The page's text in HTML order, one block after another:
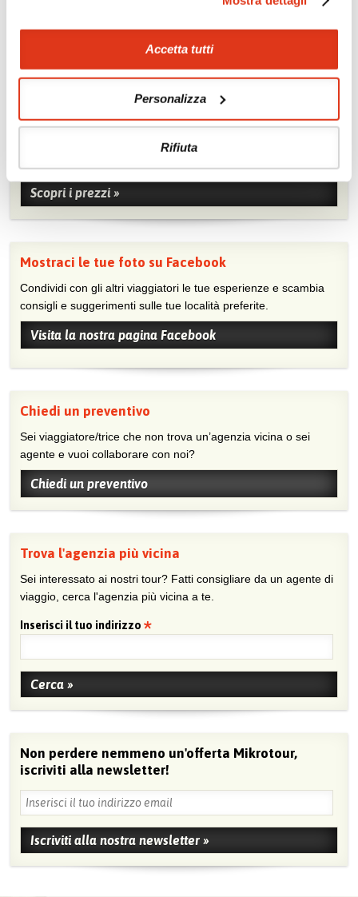
Accetta tutti
Personalizza
Rifiuta
Zoom Minimize map
Offerte
Quotazioni di alcune proposte di viaggio, modificabili su
Scopri i prezzi »
Mostraci le tue foto su Facebook
Condividi con gli altri viaggiatori le tue esperienze e scambia
consigli e suggerimenti sulle tue località preferite.
Visita la nostra pagina Facebook
Chiedi un preventivo
Sei viaggiatore/trice che non trova un’agenzia vicina o sei
agente e vuoi collaborare con noi?
Chiedi un preventivo
Trova l'agenzia più vicina
Sei interessato ai nostri tour? Fatti consigliare da un agente di
viaggio, cerca l'agenzia più vicina a te.
Inserisci il tuo indirizzo
Non perdere nemmeno un'offerta Mikrotour,
iscriviti alla newsletter!